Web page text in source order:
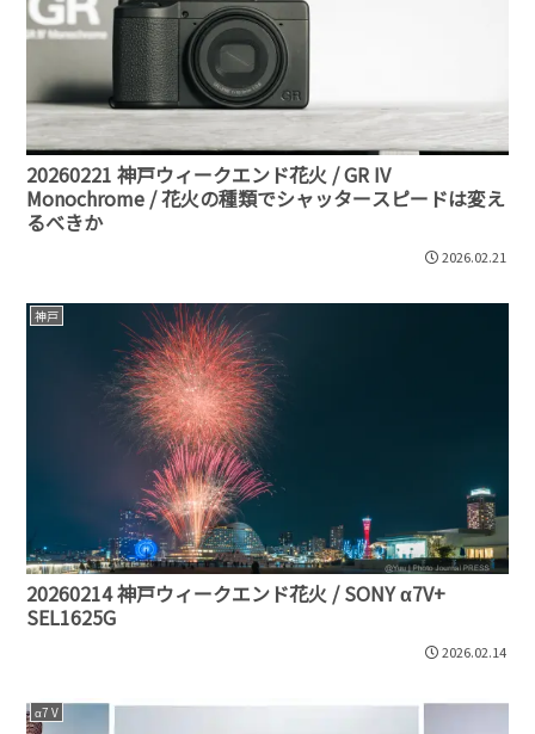
20260221 神戸ウィークエンド花火 / GR IV
Monochrome / 花火の種類でシャッタースピードは変え
るべきか
2026.02.21
神戸
20260214 神戸ウィークエンド花火 / SONY α7V+
SEL1625G
2026.02.14
α7 V